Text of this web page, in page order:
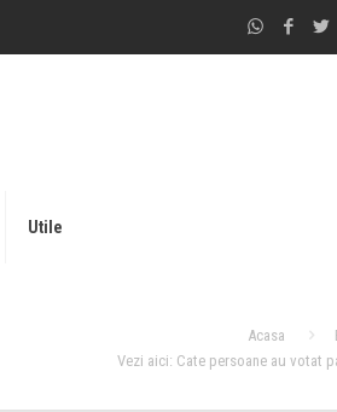
Utile
Acasa
Vezi aici: Cate persoane au votat